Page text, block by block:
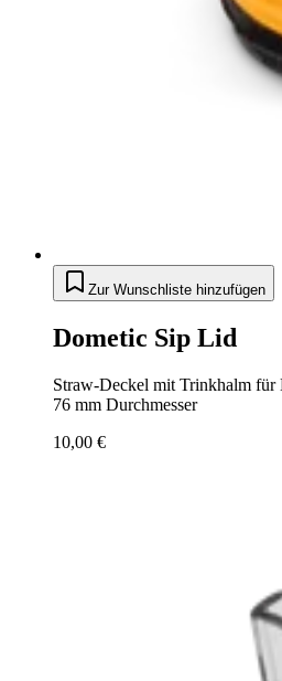
Zur Wunschliste hinzufügen
Dometic Sip Lid
Straw-Deckel mit Trinkhalm für
76 mm Durchmesser
10,00 €